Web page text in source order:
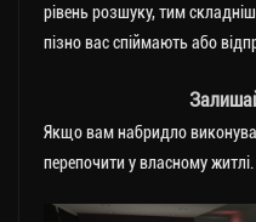
рівень розшуку, тим
пізно вас спіймають або
Якщо вам набридло
перепочити у власному